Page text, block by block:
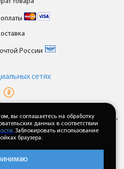
России
сетях
соглашениякаждый раз,
в любой форме обратной связи на
enkor24.ru
вы соглашаетесь на обработку
данных в соответствии
Заблокировать использование
браузера.